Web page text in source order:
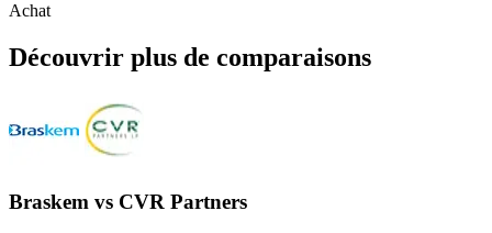
Achat
Découvrir plus de comparaisons
Braskem vs CVR Partners